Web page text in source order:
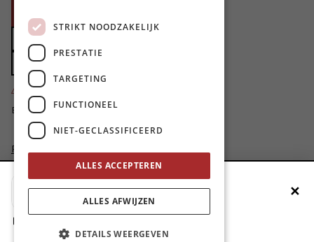
Doe een gift
Zet MO* in uw testament
4424
Bedankt voor jullie steun!
Privacybeleid
Disclaimer
AI Charter
Cookievoorkeuren aanpassen
site by
Voeg MO* toe aan je beginscherm ✕
1. Druk op de deelknop
2. Scrol naar beneden
STRIKT NOODZAKELIJK
PRESTATIE
TARGETING
FUNCTIONEEL
NIET-GECLASSIFICEERD
ALLES ACCEPTEREN
ALLES AFWIJZEN
DETAILS WEERGEVEN